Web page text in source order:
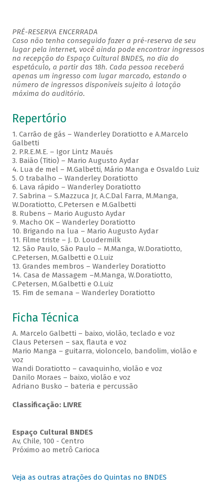
PRÉ-RESERVA ENCERRADA
Caso não tenha conseguido fazer a pré-reserva de seu
lugar pela internet, você ainda pode encontrar ingressos
na recepção do Espaço Cultural BNDES, no dia do
espetáculo, a partir das 18h. Cada pessoa receberá
apenas um ingresso com lugar marcado, estando o
número de ingressos disponíveis sujeito à lotação
máxima do auditório.
Repertório
1. Carrão de gás – Wanderley Doratiotto e A.Marcelo
Galbetti
2. P.R.E.M.E. – Igor Lintz Maués
3. Baião (Titio) – Mario Augusto Aydar
4. Lua de mel – M.Galbetti, Mário Manga e Osvaldo Luiz
5. O trabalho – Wanderley Doratiotto
6. Lava rápido – Wanderley Doratiotto
7. Sabrina – S.Mazzuca Jr, A.C.Dal Farra, M.Manga,
W.Doratiotto, C.Petersen e M.Galbetti
8. Rubens – Mario Augusto Aydar
9. Macho OK – Wanderley Doratiotto
10. Brigando na lua – Mario Augusto Aydar
11. Filme triste – J. D. Loudermilk
12. São Paulo, São Paulo – M.Manga, W.Doratiotto,
C.Petersen, M.Galbetti e O.Luiz
13. Grandes membros – Wanderley Doratiotto
14. Casa de Massagem –M.Manga, W.Doratiotto,
C.Petersen, M.Galbetti e O.Luiz
15. Fim de semana – Wanderley Doratiotto
Ficha Técnica
A. Marcelo Galbetti – baixo, violão, teclado e voz
Claus Petersen – sax, flauta e voz
Mario Manga – guitarra, violoncelo, bandolim, violão e
voz
Wandi Doratiotto – cavaquinho, violão e voz
Danilo Moraes – baixo, violão e voz
Adriano Busko – bateria e percussão
Classificação: LIVRE
Espaço Cultural BNDES
Av, Chile, 100 - Centro
Próximo ao metrô Carioca
Veja as outras atrações do Quintas no BNDES